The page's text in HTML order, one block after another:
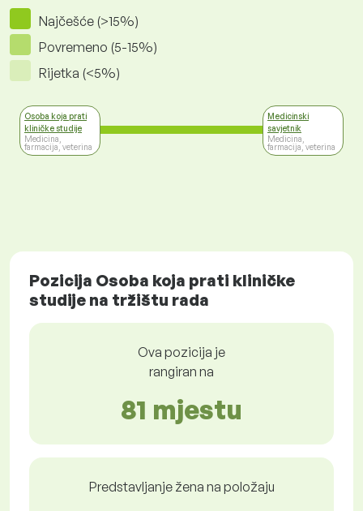
Najčešće (>15%)
Povremeno (5-15%)
Rijetka (<5%)
Osoba koja prati
kliničke studije
Medicina,
farmacija, veterina
Medicinski
savjetnik
Medicina,
farmacija, veterina
Pozicija Osoba koja prati kliničke
studije na tržištu rada
Ova pozicija je
rangiran na
81 mjestu
Predstavljanje žena na položaju